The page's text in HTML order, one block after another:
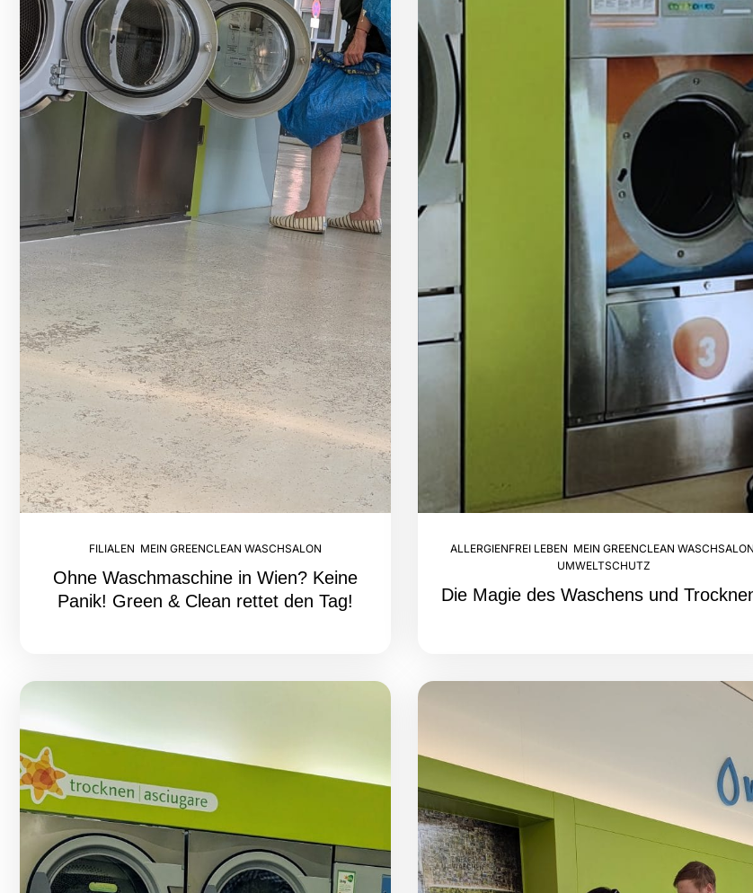
FILIALEN MEIN GREENCLEAN WASCHSALON
Ohne Waschmaschine in Wien? Keine
Panik! Green & Clean rettet den Tag!
ALLERGIENFREI LEBEN MEIN GREENCLEAN WASCHSALON
UMWELTSCHUTZ
Die Magie des Waschens und